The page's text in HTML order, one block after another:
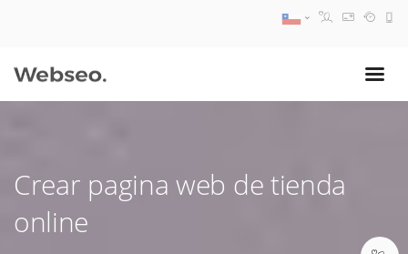
Crear pagina web de tienda
online
09:30 AM A 18:30 PM